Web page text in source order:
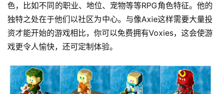
色，比如不同的职业、地位、宠物等等RPG角色特征。他的
独特之处在于他们以社区为中心。与像Axie这样需要大量投
资才能开始的游戏相比，你可以免费拥有Voxies，这会使游
戏更令人愉快，还可定制体验。